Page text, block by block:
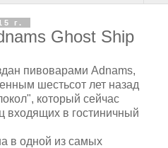
г.
Ghost Ship
пивоварами Adnams,
шестьсот лет назад
который сейчас
входящих в гостиничный
в одной из самых